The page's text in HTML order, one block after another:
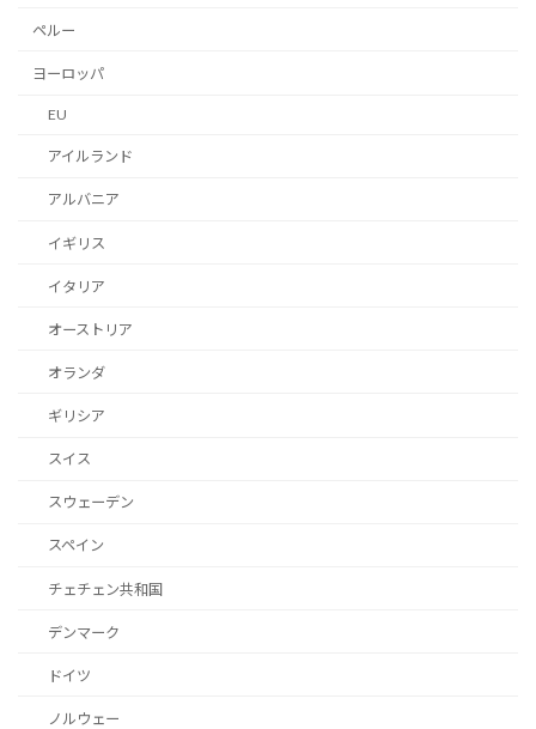
ペルー
ヨーロッパ
EU
アイルランド
アルバニア
イギリス
イタリア
オーストリア
オランダ
ギリシア
スイス
スウェーデン
スペイン
チェチェン共和国
デンマーク
ドイツ
ノルウェー